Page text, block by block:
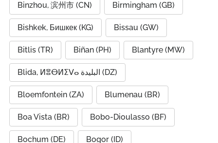
Binzhou, 滨州市 (CN) Birmingham (GB)
Bishkek, Бишкек (KG) Bissau (GW)
Bitlis (TR) Biñan (PH) Blantyre (MW)
Blida, ⵍⴻⴱⵍⵉⴸⴰ البليدة (DZ)
Bloemfontein (ZA) Blumenau (BR)
Boa Vista (BR) Bobo-Dioulasso (BF)
Bochum (DE) Bogor (ID)